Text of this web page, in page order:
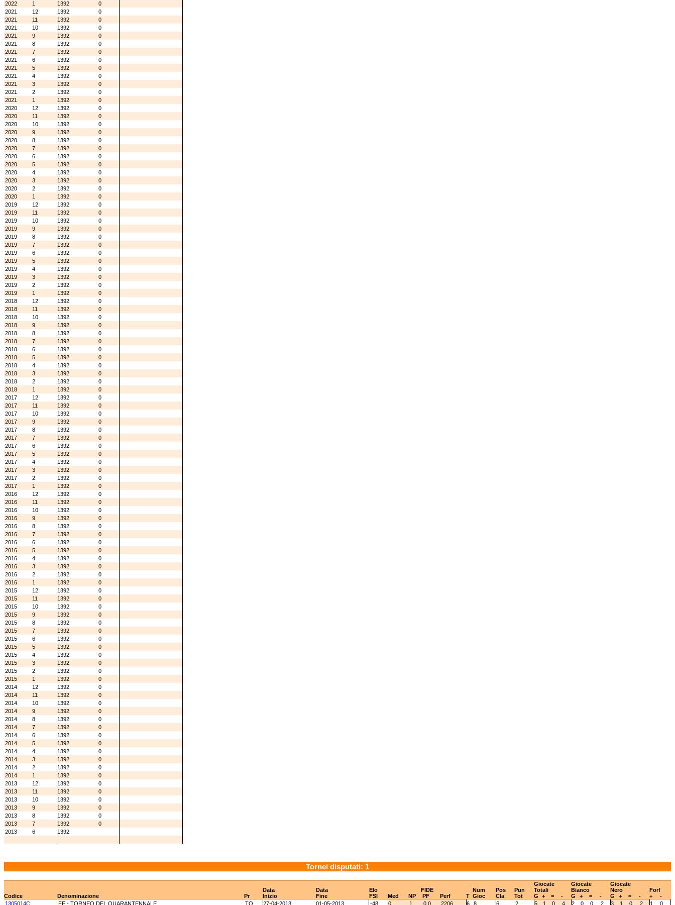
2022
1 1392
0
2021
12 1392
0
2021
11 1392
0
2021
10 1392
0
2021
9 1392
0
2021
8 1392
0
2021
7 1392
0
2021
6 1392
0
2021
5 1392
0
2021
4 1392
0
2021
3 1392
0
2021
2 1392
0
2021
1 1392
0
2020
12 1392
0
2020
11 1392
0
2020
10 1392
0
2020
9 1392
0
2020
8 1392
0
2020
7 1392
0
2020
6 1392
0
2020
5 1392
0
2020
4 1392
0
2020
3 1392
0
2020
2 1392
0
2020
1 1392
0
2019
12 1392
0
2019
11 1392
0
2019
10 1392
0
2019
9 1392
0
2019
8 1392
0
2019
7 1392
0
2019
6 1392
0
2019
5 1392
0
2019
4 1392
0
2019
3 1392
0
2019
2 1392
0
2019
1 1392
0
2018
12 1392
0
2018
11 1392
0
2018
10 1392
0
2018
9 1392
0
2018
8 1392
0
2018
7 1392
0
2018
6 1392
0
2018
5 1392
0
2018
4 1392
0
2018
3 1392
0
2018
2 1392
0
2018
1 1392
0
2017
12 1392
0
2017
11 1392
0
2017
10 1392
0
2017
9 1392
0
2017
8 1392
0
2017
7 1392
0
2017
6 1392
0
2017
5 1392
0
2017
4 1392
0
2017
3 1392
0
2017
2 1392
0
2017
1 1392
0
2016
12 1392
0
2016
11 1392
0
2016
10 1392
0
2016
9 1392
0
2016
8 1392
0
2016
7 1392
0
2016
6 1392
0
2016
5 1392
0
2016
4 1392
0
2016
3 1392
0
2016
2 1392
0
2016
1 1392
0
2015
12 1392
0
2015
11 1392
0
2015
10 1392
0
2015
9 1392
0
2015
8 1392
0
2015
7 1392
0
2015
6 1392
0
2015
5 1392
0
2015
4 1392
0
2015
3 1392
0
2015
2 1392
0
2015
1 1392
0
2014
12 1392
0
2014
11 1392
0
2014
10 1392
0
2014
9 1392
0
2014
8 1392
0
2014
7 1392
0
2014
6 1392
0
2014
5 1392
0
2014
4 1392
0
2014
3 1392
0
2014
2 1392
0
2014
1 1392
0
2013
12 1392
0
2013
11 1392
0
2013
10 1392
0
2013
9 1392
0
2013
8 1392
0
2013
7 1392
0
2013
6 1392
Tornei disputati: 1
Data Data Elo FIDE Num Pos Pun
Giocate
Totali
Giocate
Bianco
Giocate
Nero
Forf
Codice
Denominazione Pr Inizio Fine FSI Med NP PF Perf T Gioc Cla Tot G + = - G + = - G + = - +
-
1305014C
FE - TORNEO DEL QUARANTENNALE TO 27-04-2013 01-05-2013 -48 0 1 0.0 2206 6 8 6 2 5 1 0 4 2 0 0 2 3 1 0 2 1 0